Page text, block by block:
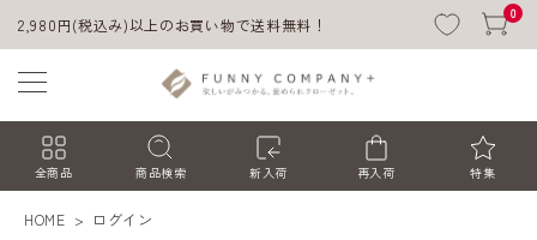
2,980円(税込み)以上のお買い物で送料無料！
0
全商品 商品検索 新入荷 再入荷 特集
HOME ログイン